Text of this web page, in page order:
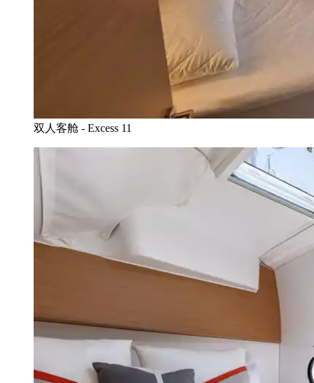
双人客舱 - Excess 11